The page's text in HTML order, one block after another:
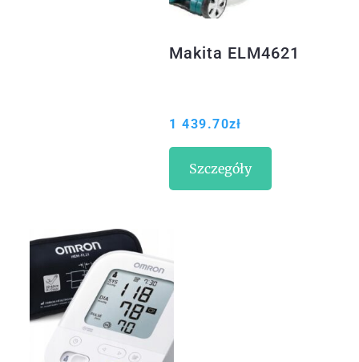
Makita ELM4621
1 439.70zł
Szczegóły